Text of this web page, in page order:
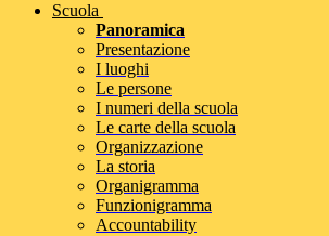
Scuola
Panoramica
Presentazione
I luoghi
Le persone
I numeri della scuola
Le carte della scuola
Organizzazione
La storia
Organigramma
Funzionigramma
Accountability